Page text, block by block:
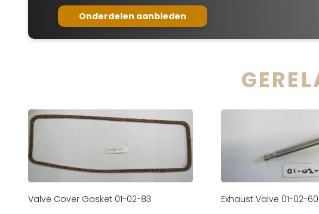
Onderdelen aanbieden
Valve Cover Gasket 01-02-83 Exhaust Valve 01-02-